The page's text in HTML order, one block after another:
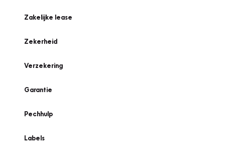
Zakelijke lease
Zekerheid
Verzekering
Garantie
Pechhulp
Labels